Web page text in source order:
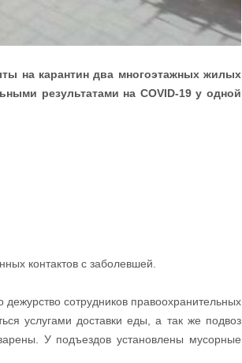
на карантин два многоэтажных жилых
результатами на COVID-19 у одной
контактов с заболевшей.
сотрудников правоохранительных
услугами доставки еды, а так же подвоз
У подъездов установлены мусорные